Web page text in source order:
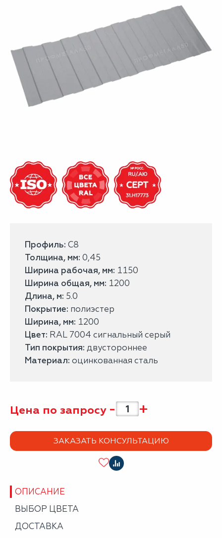
Профиль: С8
Толщина, мм: 0,45
Ширина рабочая, мм: 1150
Ширина общая, мм: 1200
Длина, м: 5.0
Покрытие: полиэстер
Ширина, мм: 1200
Цвет: RAL 7004 сигнальный серый
Тип покрытия: двустороннее
Материал: оцинкованная сталь
Цена по запросу - +
ЗАКАЗАТЬ КОНСУЛЬТАЦИЮ
ОПИСАНИЕ
ВЫБОР ЦВЕТА
ДОСТАВКА